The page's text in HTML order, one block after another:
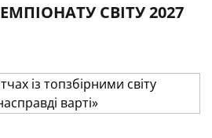
СВІТУ 2027